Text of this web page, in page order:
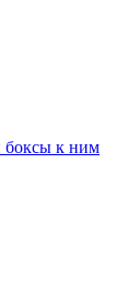
боксы к ним